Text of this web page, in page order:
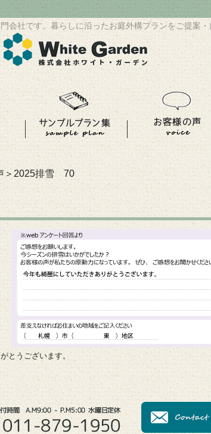
会社です。暮らしに沿ったお庭外構プランをご提案
＞2025排雪 70
とうございます。